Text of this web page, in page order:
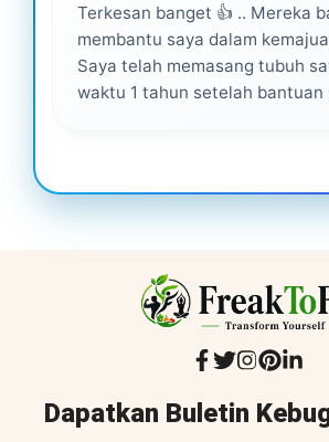
Terkesan banget 👍 .. Mereka
membantu saya dalam
Saya telah memasang tubuh
waktu 1 tahun setelah bantuan
Dapatkan Buletin